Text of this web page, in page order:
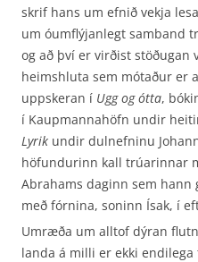
skrif hans um efnið vekja
um óumflýjanlegt samband
og að því er virðist stöðugan
heimshluta sem mótaður er
uppskeran í Ugg og ótta,
í Kaupmannahöfn undir
Lyrik undir dulnefninu
höfundurinn kall trúarinnar
Abrahams daginn sem
með fórnina, soninn Ísak, í
Umræða um alltof dýran
landa á milli er ekki